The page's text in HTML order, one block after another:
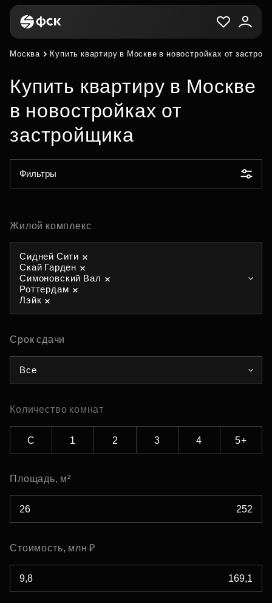
Москва Купить квартиру в Москве в новостройках от
Купить квартиру в Москве
в новостройках от
застройщика
Фильтры
Жилой комплекс
Сидней Сити
Скай Гарден
Симоновский Вал
Роттердам
Лэйк
Срок сдачи
Все
Количество комнат
С 1 2 3 4 5+
Площадь, м²
Стоимость, млн ₽